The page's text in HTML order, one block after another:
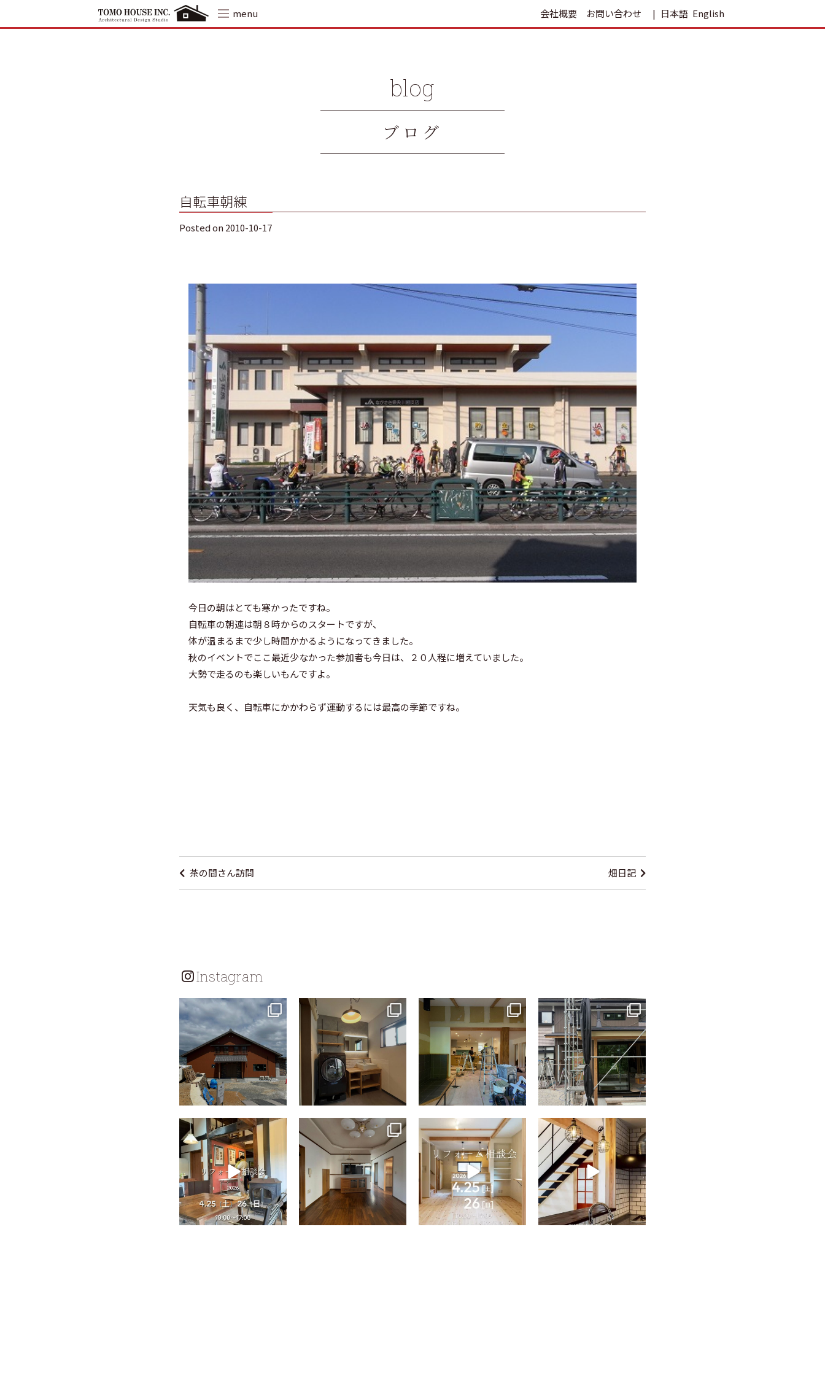
content
menu 会社概要 お問い合わせ 日本語 English
blog
ブログ
自転車朝練
Posted on 2010-10-17
今日の朝はとても寒かったですね。
自転車の朝連は朝８時からのスタートですが、
体が温まるまで少し時間かかるようになってきました。
秋のイベントでここ最近少なかった参加者も今日は、２０人程に増えていました。
大勢で走るのも楽しいもんですよ。
天気も良く、自転車にかかわらず運動するには最高の季節ですね。
茶の間さん訪問 畑日記
Instagram
tomohouseinc
tomohouseinc
7月 13
tomohouseinc
tomohouseinc
6月 3
tomohouseinc
4月 25
tomohouseinc
4月 9
tomohouseinc
4月 2
tomohouseinc
2月 28